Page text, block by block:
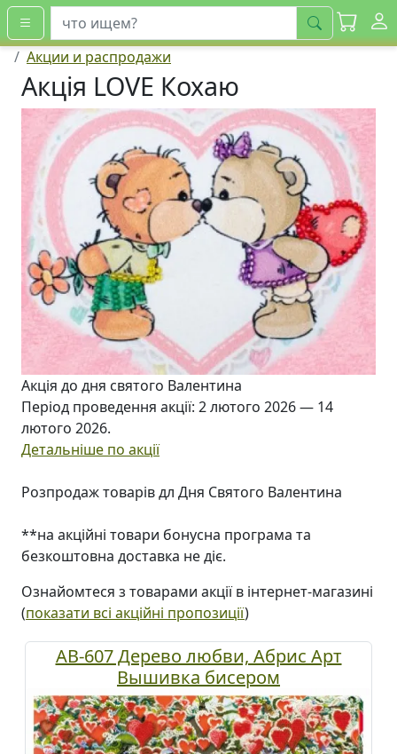
искать
Акции и распродажи
Акція LOVE Кохаю
Акція до дня святого Валентина
Період проведення акції: 2 лютого 2026 — 14
лютого 2026.
Детальніше по акції
Розпродаж товарів дл Дня Святого Валентина
**на акційні товари бонусна програма та
безкоштовна доставка не діє.
Ознайомтеся з товарами акції в інтернет-магазині
(показати всі акційні пропозиції)
AB-607 Дерево любви, Абрис Арт
Вышивка бисером